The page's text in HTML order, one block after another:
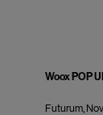
Woox POP
Futurum,